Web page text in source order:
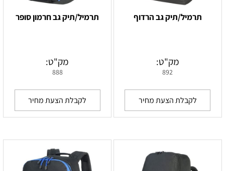
תרמיל/תיק גב הרדוף
מק"ט:
892
לקבלת הצעת מחיר
תרמיל/תיק גב חרמון סופר
מק"ט:
888
לקבלת הצעת מחיר